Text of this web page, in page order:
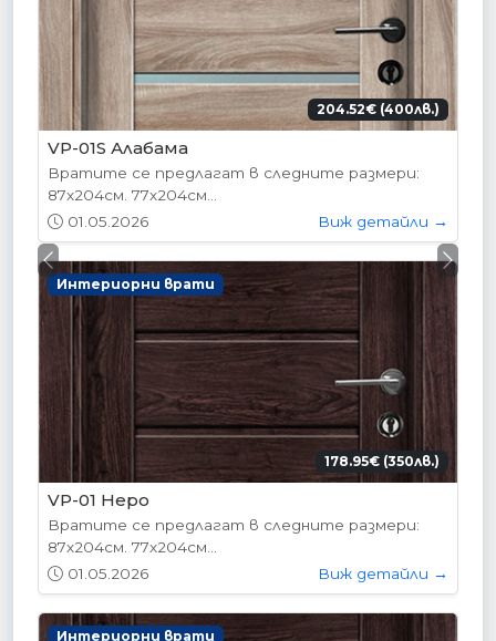
204.52€ (400лв.)
VP-01S Алабама
Вратите се предлагат в следните размери:
87х204см. 77х204см...
01.05.2026
Виж детайли →
Интериорни врати
178.95€ (350лв.)
VP-01 Hepo
Вратите се предлагат в следните размери:
87х204см. 77х204см...
01.05.2026
Виж детайли →
Интериорни врати
Previous Next